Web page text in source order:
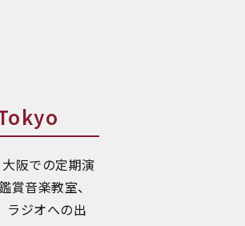
阪での定期演
音楽教室、
ラジオへの出